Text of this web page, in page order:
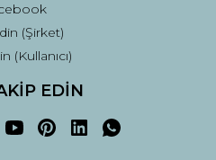
(Şirket)
(Kullanıcı)
EDİN